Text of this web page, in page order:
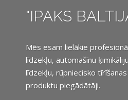
"IPAKS
Mēs esam lielākie
līdzekļu, automašīnu
līdzekļu, rūpniecisko
produktu piegādātāji.